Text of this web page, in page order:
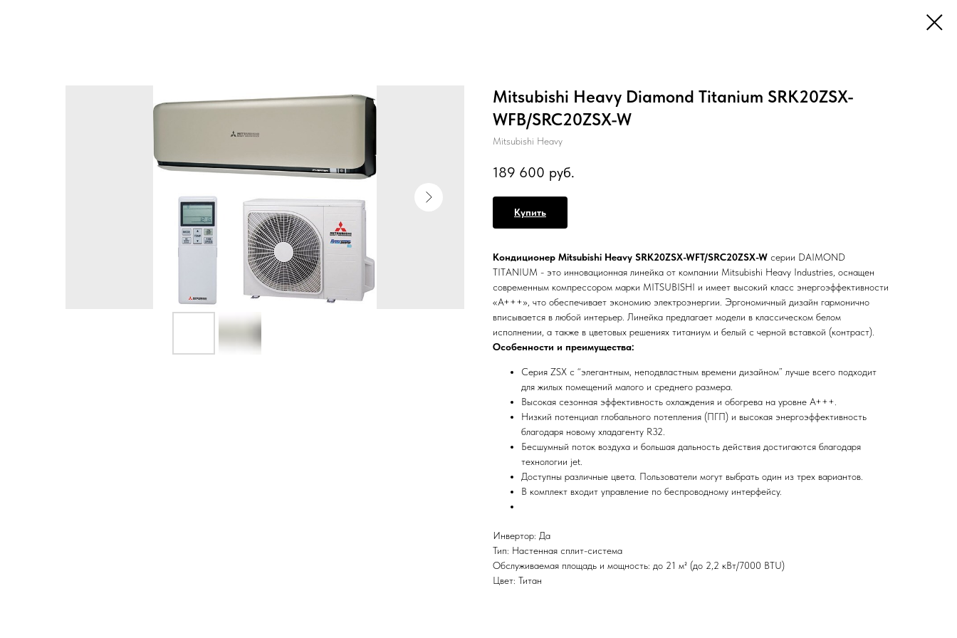
Mitsubishi Heavy Diamond Titanium SRK20ZSX-
WFB/SRC20ZSX-W
Mitsubishi Heavy
189 600 руб.
Купить
Кондиционер Mitsubishi Heavy SRK20ZSX-WFT/SRC20ZSX-W серии DAIMOND
TITANIUM - это инновационная линейка от компании Mitsubishi Heavy Industries, оснащен
современным компрессором марки MITSUBISHI и имеет высокий класс энергоэффективности
«A+++», что обеспечивает экономию электроэнергии. Эргономичный дизайн гармонично
вписывается в любой интерьер. Линейка предлагает модели в классическом белом
исполнении, а также в цветовых решениях титаниум и белый с черной вставкой (контраст).
Особенности и преимущества:
Серия ZSX с “элегантным, неподвластным времени дизайном” лучше всего подходит
для жилых помещений малого и среднего размера.
Высокая сезонная эффективность охлаждения и обогрева на уровне А+++.
Низкий потенциал глобального потепления (ПГП) и высокая энергоэффективность
благодаря новому хладагенту R32.
Бесшумный поток воздуха и большая дальность действия достигаются благодаря
технологии jet.
Доступны различные цвета. Пользователи могут выбрать один из трех вариантов.
В комплект входит управление по беспроводному интерфейсу.
Инвертор: Да
Тип: Настенная сплит-система
Обслуживаемая площадь и мощность: до 21 м² (до 2,2 кВт/7000 BTU)
Цвет: Титан